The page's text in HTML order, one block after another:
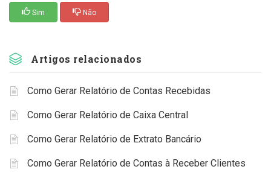
Sim Não
Artigos relacionados
Como Gerar Relatório de Contas Recebidas
Como Gerar Relatório de Caixa Central
Como Gerar Relatório de Extrato Bancário
Como Gerar Relatório de Contas à Receber Clientes